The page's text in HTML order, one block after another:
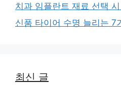
치과 임플란트 재료 선택
신품 타이어 수명 늘리는 7
최신 글